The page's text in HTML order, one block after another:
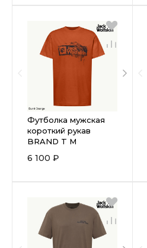
Футболка мужская
короткий рукав
BRAND T M
6 100 ₽